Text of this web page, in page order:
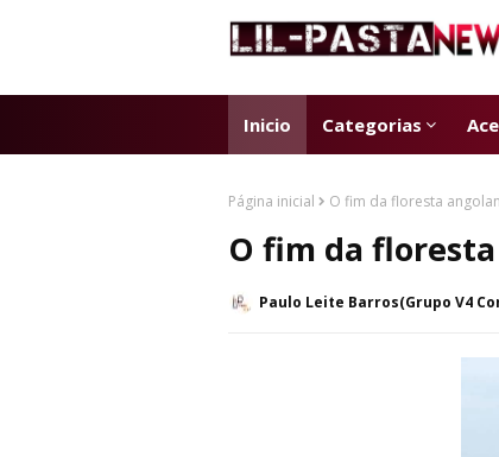
Inicio Categorias
Página inicial O fim da floresta
O fim da
Paulo Leite Barros(Grupo V4